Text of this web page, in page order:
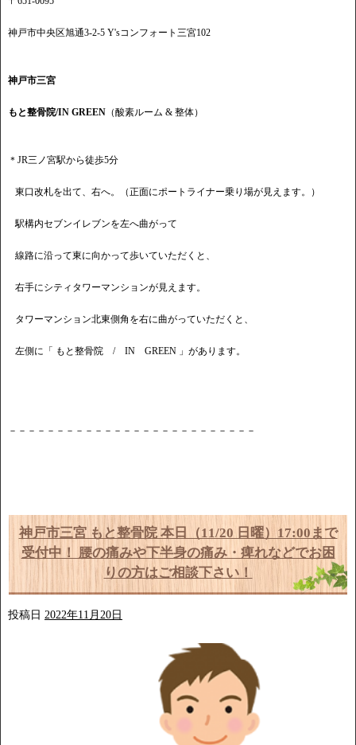
神戸市中央区旭通3-2-5 Y'sコンフォート三宮102
神戸市三宮
もと整骨院/IN GREEN （酸素ルーム & 整体）
＊JR三ノ宮駅から徒歩5分
東口改札を出て、右へ。（正面にポートライナー乗り場が見えます。）
駅構内セブンイレブンを左へ曲がって
線路に沿って東に向かって歩いていただくと、
右手にシティタワーマンションが見えます。
タワーマンション北東側角を右に曲がっていただくと、
左側に「 もと整骨院 / IN GREEN 」があります。
－－－－－－－－－－－－－－－－－－－－－－－－－－
神戸市三宮 もと整骨院 本日（11/20 日曜）17:00まで
受付中！ 腰の痛みや下半身の痛み・痺れなどでお困
りの方はご相談下さい！
投稿日 2022年11月20日